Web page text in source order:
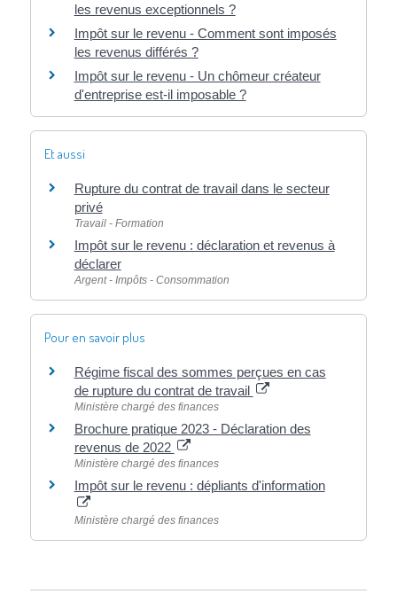
les revenus exceptionnels ?
Impôt sur le revenu - Comment sont imposés
les revenus différés ?
Impôt sur le revenu - Un chômeur créateur
d'entreprise est-il imposable ?
Et aussi
Rupture du contrat de travail dans le secteur
privé
Travail - Formation
Impôt sur le revenu : déclaration et revenus à
déclarer
Argent - Impôts - Consommation
Pour en savoir plus
Régime fiscal des sommes perçues en cas
de rupture du contrat de travail
Ministère chargé des finances
Brochure pratique 2023 - Déclaration des
revenus de 2022
Ministère chargé des finances
Impôt sur le revenu : dépliants d'information
Ministère chargé des finances